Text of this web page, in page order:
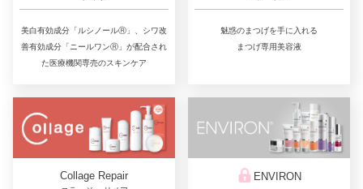
美白有効成分「ルシノールⓇ」、シワ改
善有効成分「ニールワンⓇ」が配合され
た医療機関専売のスキンケア
魅惑のまつげを手に入れる
まつげ専用美容液
Collage Repair ENVIRON